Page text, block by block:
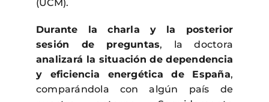
(UCM).
Durante la charla y la posterior
sesión de preguntas, la doctora
analizará la situación de dependencia
y eficiencia energética de España,
comparándola con algún país de